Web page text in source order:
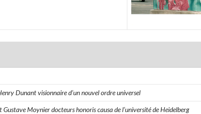
Dunant visionnaire d’un nouvel ordre universel
Moynier docteurs honoris causa de l’université de Heidelberg